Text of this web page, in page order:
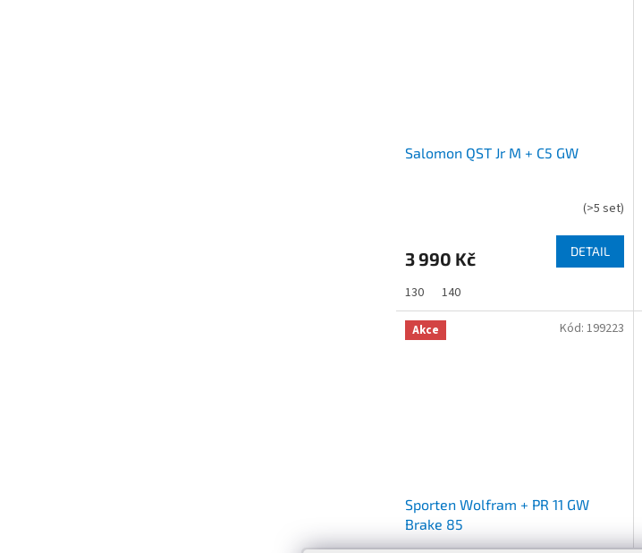
Salomon QST Jr M + C5 GW
(>5 set)
3 990 Kč DETAIL
130 140
Akce
Sporten Wolfram + PR 11 GW
Brake 85
Kód: 199223